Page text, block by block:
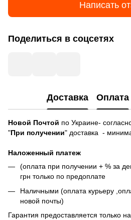
Написать
Поделиться в соцсетях
Доставка Оплата
Новой Почтой по Украине-
"При получении" доставка -
Наложенный платеж
(оплата при получении + % за
грн только по предоплате
Наличными (оплата курьеру
новой почты)
Гарантия предоставляется только